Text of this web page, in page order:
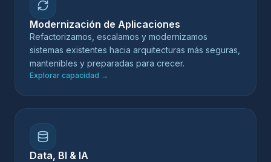
Modernización de Aplicaciones
Refactorizamos, escalamos y modernizamos
sistemas existentes hacia arquitecturas más seguras,
mantenibles y preparadas para crecer.
Explorar capacidad →
Data, BI & IA